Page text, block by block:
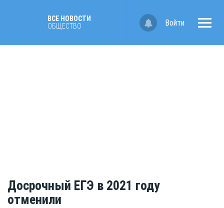
ВСЕ НОВОСТИ
ОБЩЕСТВО
Войти
Досрочный ЕГЭ в 2021 году
отменили